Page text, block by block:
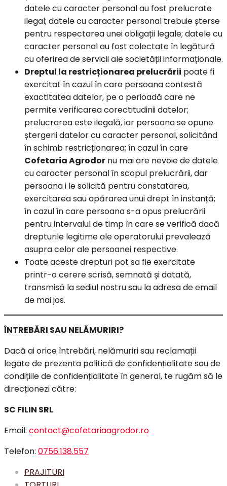
datele cu caracter personal au fost prelucrate
ilegal; datele cu caracter personal trebuie șterse
pentru respectarea unei obligații legale; datele cu
caracter personal au fost colectate în legătură
cu oferirea de servicii ale societății informaționale.
Dreptul la restricționarea prelucrării poate fi
exercitat în cazul în care persoana contestă
exactitatea datelor, pe o perioadă care ne
permite verificarea corectitudinii datelor;
prelucrarea este ilegală, iar persoana se opune
ștergerii datelor cu caracter personal, solicitând
în schimb restricționarea; în cazul în care
Cofetaria Agrodor nu mai are nevoie de datele
cu caracter personal în scopul prelucrării, dar
persoana i le solicită pentru constatarea,
exercitarea sau apărarea unui drept în instanță;
în cazul în care persoana s-a opus prelucrării
pentru intervalul de timp în care se verifică dacă
drepturile legitime ale operatorului prevalează
asupra celor ale persoanei respective.
Toate aceste drepturi pot sa fie exercitate
printr-o cerere scrisă, semnată și datată,
transmisă la sediul nostru sau la adresa de email
de mai jos.
ÎNTREBĂRI SAU NELĂMURIRI?
Dacă ai orice întrebări, nelămuriri sau reclamații
legate de prezenta politică de confidențialitate sau de
condițiile de confidențialitate în general, te rugăm să le
direcționezi către:
SC FILIN SRL
Email: contact@cofetariaagrodor.ro
Telefon: 0756.138.557
PRAJITURI